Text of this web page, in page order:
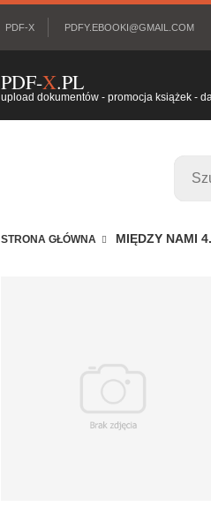
PDF-X PDFY.EBOOKI@GMAIL.COM
PDF-X.PL
upload dokumentów - promocja książek -
STRONA GŁÓWNA MIĘDZY NAMI